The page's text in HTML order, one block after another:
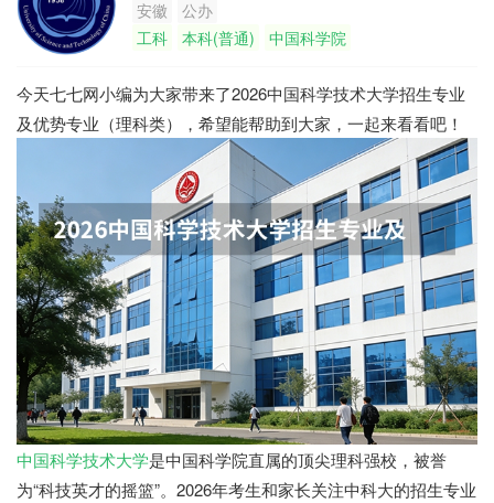
安徽
公办
工科
本科(普通) 中国科学院
今天七七网小编为大家带来了2026中国科学技术大学招生专业
及优势专业（理科类），希望能帮助到大家，一起来看看吧！
中国科学技术大学是中国科学院直属的顶尖理科强校，被誉
为“科技英才的摇篮”。2026年考生和家长关注中科大的招生专业